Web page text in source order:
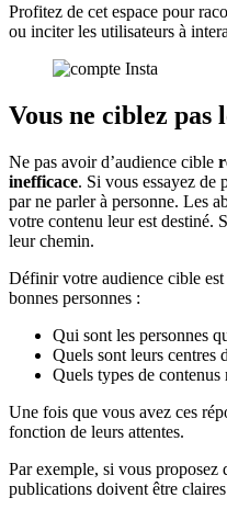
Profitez de cet espace pour
ou inciter les utilisateurs à
Vous ne ciblez pas
Ne pas avoir d’audience cible
inefficace. Si vous essayez de
par ne parler à personne. Les
votre contenu leur est destiné.
leur chemin.
Définir votre audience cible
bonnes personnes :
Qui sont les personnes
Quels sont leurs centres
Quels types de contenus
Une fois que vous avez ces
fonction de leurs attentes.
Par exemple, si vous
publications doivent être